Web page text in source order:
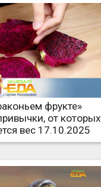
фрукте»
от которых
вес 17.10.2025